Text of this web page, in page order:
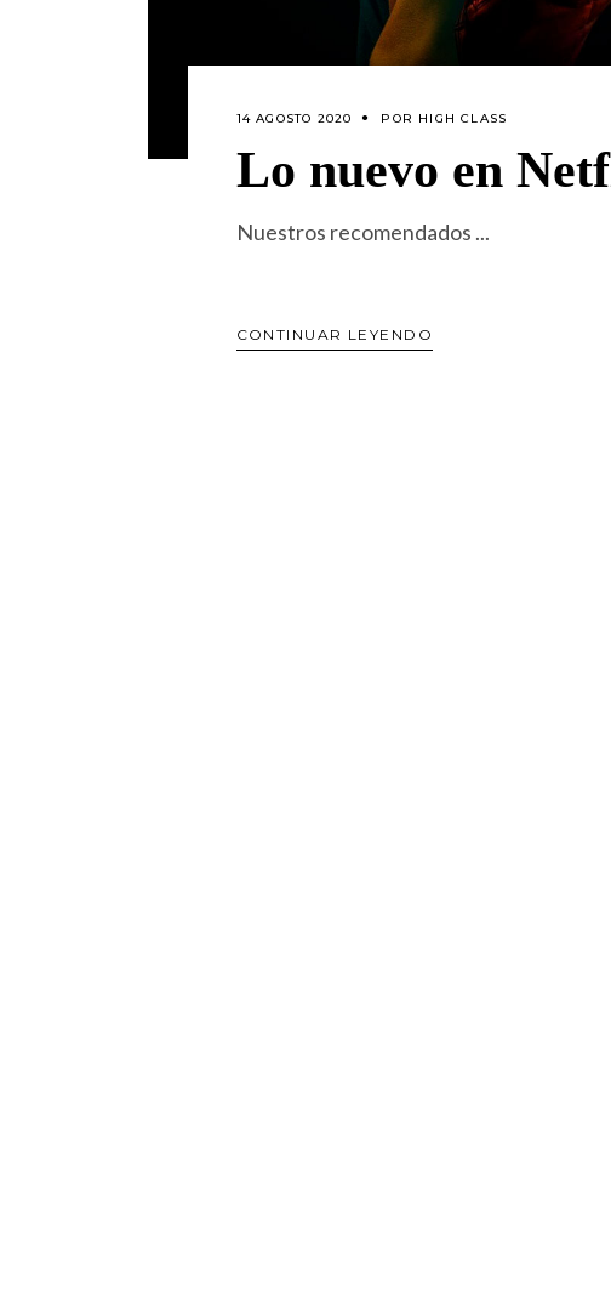
14 AGOSTO 2020 POR HIGH CLASS
Lo nuevo en
Nuestros recomendados
CONTINUAR LEYENDO